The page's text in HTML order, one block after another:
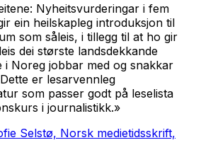
Nyheitsvurderingar i fem
ein heilskapleg introduksjon til
som såleis, i tillegg til at ho gir
dei største landsdekkande
i Noreg jobbar med og snakkar
er lesarvennleg
som passer godt på leselista
i journalistikk.»
Selstø, Norsk medietidsskrift,